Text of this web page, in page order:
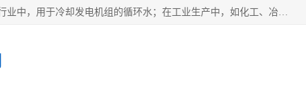
冷却塔广泛应用于工业、电力行业、空调系统等领域。在电力行业中，用于冷却发电机组的循环水；在工业生产中，如化工、冶金等行业，可降低生产过程中产生的热量；在空调系统中，为空调设备提供冷却水源